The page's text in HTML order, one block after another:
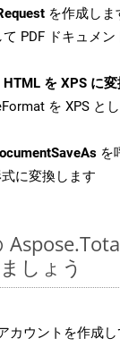
を作成しま
PDF ドキュメ
を XPS に
を XPS と
を
に変換します
しょう
カウントを作成